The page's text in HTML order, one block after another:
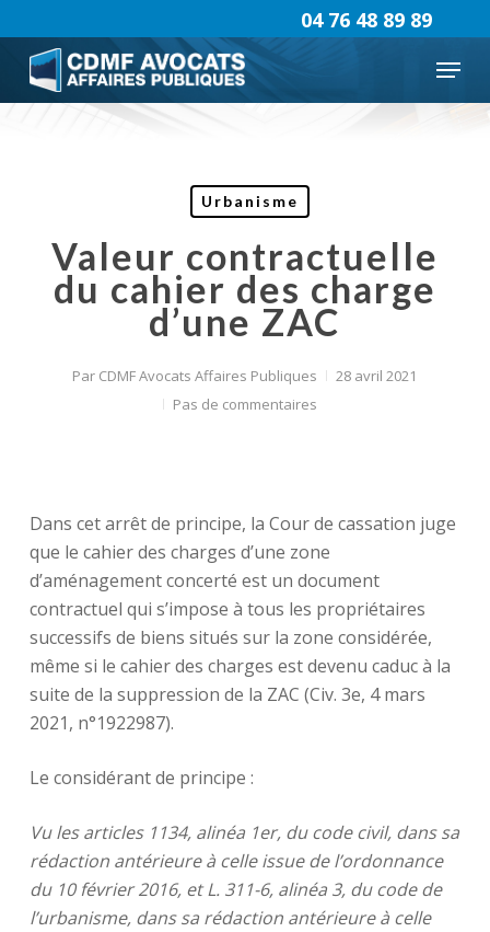
to
main
content
Menu
04 76 48 89 89
Urbanisme
Valeur contractuelle
du cahier des charge
d’une ZAC
Par CDMF Avocats Affaires Publiques
28 avril 2021
Pas de commentaires
Dans cet arrêt de principe, la Cour de cassation juge
que le cahier des charges d’une zone
d’aménagement concerté est un document
contractuel qui s’impose à tous les propriétaires
successifs de biens situés sur la zone considérée,
même si le cahier des charges est devenu caduc à la
suite de la suppression de la ZAC (Civ. 3e, 4 mars
2021, n°1922987).
Le considérant de principe :
Vu les articles 1134, alinéa 1er, du code civil, dans sa
rédaction antérieure à celle issue de l’ordonnance
du 10 février 2016, et L. 311-6, alinéa 3, du code de
l’urbanisme, dans sa rédaction antérieure à celle